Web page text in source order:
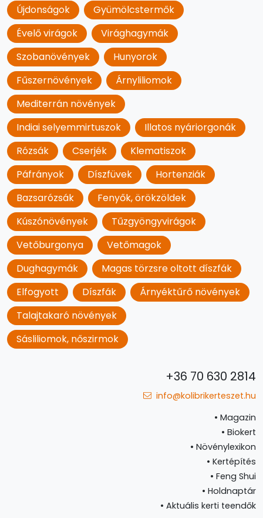
Újdonságok
Gyümölcstermők
Évelő virágok
Virághagymák
Szobanövények
Hunyorok
Fűszernövények
Árnyliliomok
Mediterrán növények
Indiai selyemmirtuszok
Illatos nyáriorgonák
Rózsák
Cserjék
Klematiszok
Páfrányok
Díszfüvek
Hortenziák
Bazsarózsák
Fenyők, örökzöldek
Kúszónövények
Tűzgyöngyvirágok
Vetőburgonya
Vetőmagok
Dughagymák
Magas törzsre oltott díszfák
Elfogyott
Díszfák
Árnyéktűrő növények
Talajtakaró növények
Sásliliomok, nőszirmok
+36 70 630 2814
info@kolibrikerteszet.hu
• Magazin
• Biokert
• Növénylexikon
• Kertépítés
• Feng Shui
• Holdnaptár
• Aktuális kerti teendők